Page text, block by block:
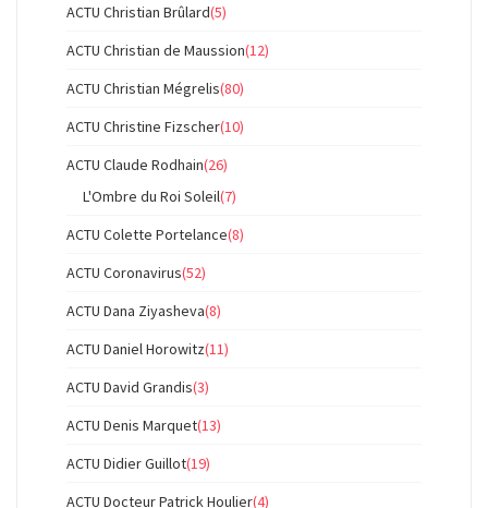
ACTU Christian Brûlard(5)
ACTU Christian de Maussion(12)
ACTU Christian Mégrelis(80)
ACTU Christine Fizscher(10)
ACTU Claude Rodhain(26)
L'Ombre du Roi Soleil(7)
ACTU Colette Portelance(8)
ACTU Coronavirus(52)
ACTU Dana Ziyasheva(8)
ACTU Daniel Horowitz(11)
ACTU David Grandis(3)
ACTU Denis Marquet(13)
ACTU Didier Guillot(19)
ACTU Docteur Patrick Houlier(4)